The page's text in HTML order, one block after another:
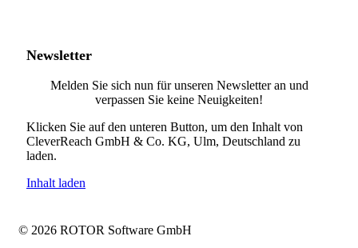
Newsletter
Melden Sie sich nun für unseren Newsletter an und
verpassen Sie keine Neuigkeiten!
Klicken Sie auf den unteren Button, um den Inhalt von
CleverReach GmbH & Co. KG, Ulm, Deutschland zu
laden.
Inhalt laden
© 2026 ROTOR Software GmbH